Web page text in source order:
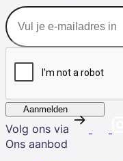
Aanmelden
Volg ons via
Ons aanbod